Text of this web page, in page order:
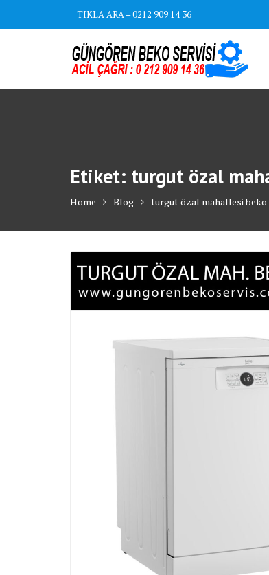
TIKLA ARA – 0212 909 14 36
Etiket: turgut özal
Home Blog turgut özal mahallesi beko